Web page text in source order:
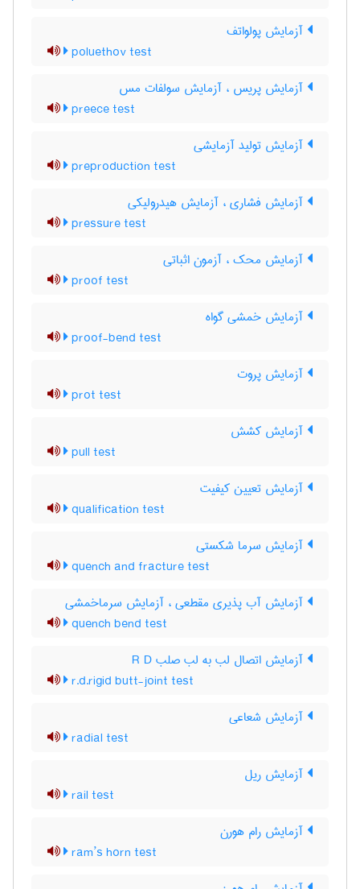
آزمایش پولواتف
poluethov test
آزمایش پریس ، آزمایش سولفات مس
preece test
آزمایش تولید آزمایشی
preproduction test
آزمایش فشاری ، آزمایش هیدرولیکی
pressure test
آزمایش محک ، آزمون اثباتی
proof test
آزمایش خمشی گواه
proof-bend test
آزمایش پروت
prot test
آزمایش کشش
pull test
آزمایش تعیین کیفیت
qualification test
آزمایش سرما شکستی
quench and fracture test
آزمایش آب پذیری مقطعی ، آزمایش سرماخمشی
quench bend test
آزمایش اتصال لب به لب صلب R D
r.d.rigid butt-joint test
آزمایش شعاعی
radial test
آزمایش ریل
rail test
آزمایش رام هورن
ram’s horn test